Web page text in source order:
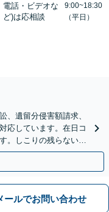
電話・ビデオな
ど)は応相談
9:00~18:30
（平日）
、遺留分侵害額請求、
応しています。在日コ
。しこりの残らない解
ールでお問い合わせ